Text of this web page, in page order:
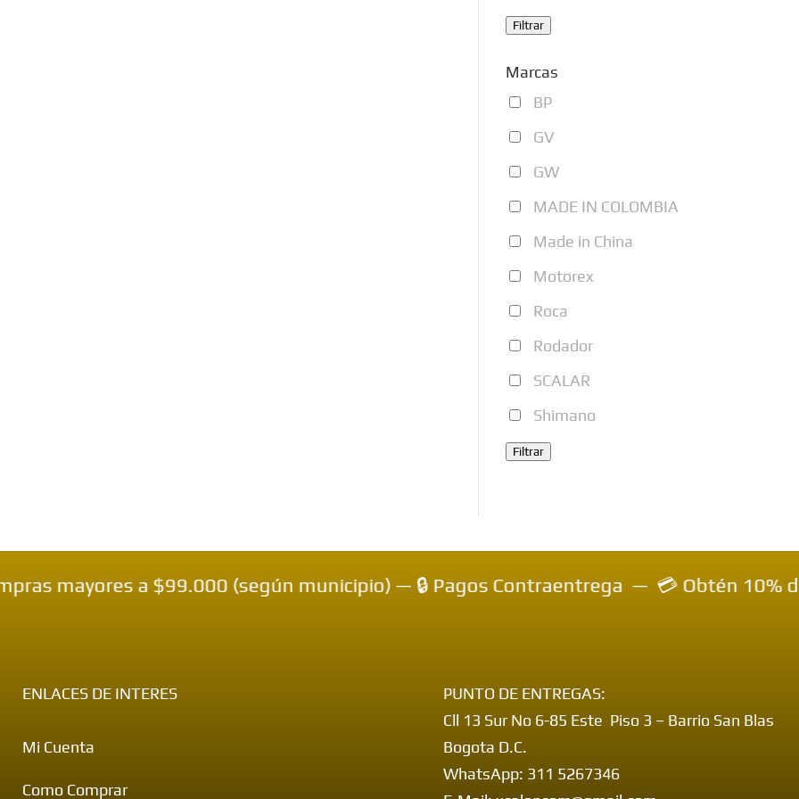
Filtrar
Marcas
BP
GV
GW
MADE IN COLOMBIA
Made in China
Motorex
Roca
Rodador
SCALAR
Shimano
Filtrar
a $99.000 (según municipio) — 🔒 Pagos Contraentrega — 💳 Obtén 10% de
ENLACES DE INTERES
Mi Cuenta
Como Comprar
PUNTO DE ENTREGAS:
Cll 13 Sur No 6-85 Este Piso 3 – Barrio San Blas
Bogota D.C.
WhatsApp: 311 5267346